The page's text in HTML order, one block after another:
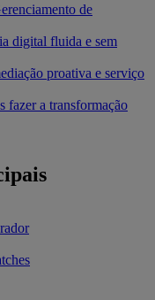
de
digital fluida e sem
proativa e serviço
fazer a transformação